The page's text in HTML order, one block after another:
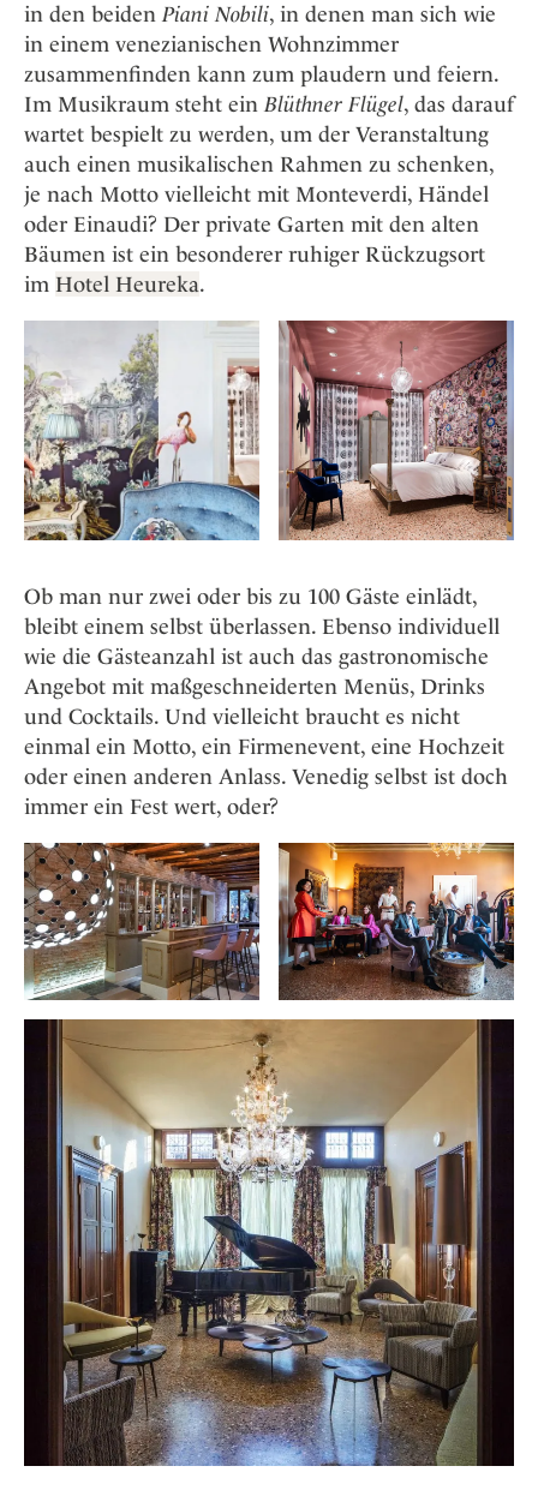
in den beidenPiani Nobili, in denen man sich wie
in einem venezianischen Wohnzimmer
zusammenfinden kann zum plaudern und feiern.
Im Musikraum steht einBlüthner Flügel, das darauf
wartet bespielt zu werden, um der Veranstaltung
auch einen musikalischen Rahmen zu schenken,
je nach Motto vielleicht mit Monteverdi, Händel
oder Einaudi? Der private Garten mit den alten
Bäumen ist ein besonderer ruhiger Rückzugsort
im Hotel Heureka.
Ob man nur zwei oder bis zu 100 Gäste einlädt,
bleibt einem selbst überlassen. Ebenso individuell
wie die Gästeanzahl ist auch das gastronomische
Angebot mit maßgeschneiderten Menüs, Drinks
und Cocktails. Und vielleicht braucht es nicht
einmal ein Motto, ein Firmenevent, eine Hochzeit
oder einen anderen Anlass. Venedig selbst ist doch
immer ein Fest wert, oder?